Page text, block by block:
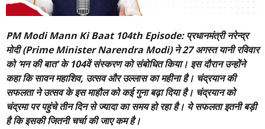
PM Modi Mann Ki Baat 104th Episode: प्रधानमंत्री नरेन्द्र
मोदी (Prime Minister Narendra Modi) ने 27 अगस्त यानी रविवार
को ‘मन की बात’ के 104वें संस्करण को संबोधित किया। इस दौरान उन्होंने
कहा कि सावन महाशिव, उत्सव और उल्लास का महीना है। चंद्रयान की
सफलता ने उत्सव के इस माहौल को कई गुना बढ़ा दिया है। चंद्रयान को
चंद्रमा पर पहुंचे तीन दिन से ज्यादा का समय हो रहा है। ये सफलता इतनी बड़ी
है कि इसकी जितनी चर्चा की जाए कम है।